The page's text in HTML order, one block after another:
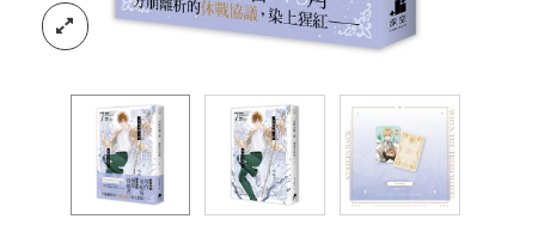
。
NT$ 400 原
始
NT$400。
NT$340目
NT$340。
男配角罷工後會發生的事01
原
始
價
格：
NT$400。
NT$340
格：
NT$340。